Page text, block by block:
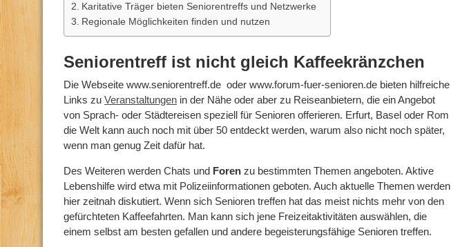
Karitative Träger bieten Seniorentreffs und Netzwerke
Regionale Möglichkeiten finden und nutzen
Seniorentreff ist nicht gleich Kaffeekränzchen
Die Webseite www.seniorentreff.de oder www.forum-fuer-senioren.de bieten hilfreiche
Links zu Veranstaltungen in der Nähe oder aber zu Reiseanbietern, die ein Angebot
von Sprach- oder Städtereisen speziell für Senioren offerieren. Erfurt, Basel oder Rom
die Welt kann auch noch mit über 50 entdeckt werden, warum also nicht noch später,
wenn man genug Zeit dafür hat.
Des Weiteren werden Chats und Foren zu bestimmten Themen angeboten. Aktive
Lebenshilfe wird etwa mit Polizeiinformationen geboten. Auch aktuelle Themen werden
hier zeitnah diskutiert. Wenn sich Senioren treffen hat das meist nichts mehr von den
gefürchteten Kaffeefahrten. Man kann sich jene Freizeitaktivitäten auswählen, die
einem selbst am besten gefallen und andere begeisterungsfähige Senioren treffen.